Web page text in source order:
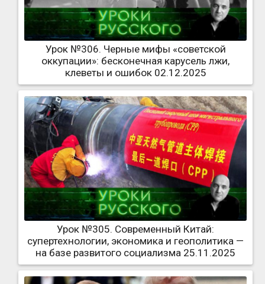
Урок №306. Черные мифы «советской
оккупации»: бесконечная карусель лжи,
клеветы и ошибок 02.12.2025
Урок №305. Современный Китай:
супертехнологии, экономика и геополитика —
на базе развитого социализма 25.11.2025